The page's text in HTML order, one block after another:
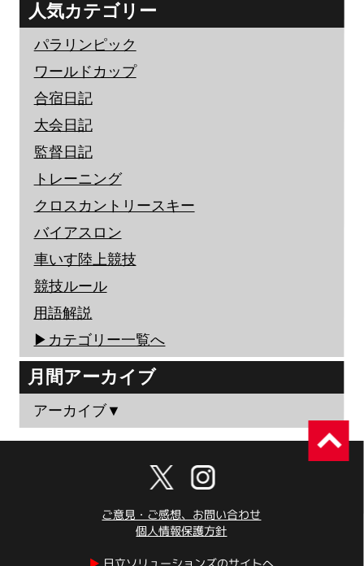
人気カテゴリー
パラリンピック
ワールドカップ
合宿日記
大会日記
監督日記
トレーニング
クロスカントリースキー
バイアスロン
車いす陸上競技
競技ルール
用語解説
▶︎カテゴリー一覧へ
月間アーカイブ
アーカイブ▼
ご意見・ご感想、お問い合わせ
個人情報保護方針